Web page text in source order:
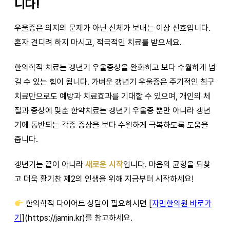
니다!
우울증은 의지의 문제가 아닌 신체가 보내는 이상 신호입니다.
혼자 견디려 하지 마시고, 적극적인 치료를 받으세요.
한의학적 치료는 갱년기 우울증상을 완화하고 보다 수월하게 넘
길 수 있는 힘이 됩니다. 가벼운 갱년기 우울증은 주기적인 침구
치료만으로도 예방과 치료효과를 기대할 수 있으며, 개인의 체
질과 증상에 맞춘 한약치료는 갱년기 우울증 뿐만 아니라 갱년
기에 동반되는 각종 증상을 보다 수월하게 극복하도록 도움을
줍니다.
갱년기는 끝이 아니라 새로운 시작입니다. 마음의 균형을 되찾
고 더욱 활기찬 제2의 인생을 위해 지금부터 시작하세요!
한의학적 다이어트 상담이 필요하시면 [자민한의원 바로가
기 ](https://jamin.kr)를 참고하세요.